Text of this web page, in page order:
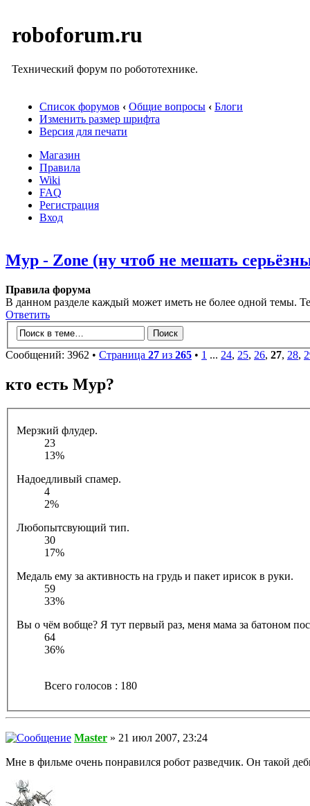
roboforum.ru
Технический форум по робототехнике.
Список форумов ‹ Общие вопросы ‹ Блоги
Изменить размер шрифта
Версия для печати
Магазин
Правила
Wiki
FAQ
Регистрация
Вход
Myp - Zone (ну чтоб не мешать
Правила форума
В данном разделе каждый может иметь не более одной темы.
Ответить
Сообщений: 3962 • Страница 27 из 265 • 1 ... 24, 25, 26, 27, 28,
кто есть Мур?
Мерзкий флудер.
23
13%
Надоедливый спамер.
4
2%
Любопытсвующий тип.
30
17%
Медаль ему за активность на грудь и пакет ирисок в руки.
59
33%
Вы о чём вобще? Я тут первый раз, меня мама за батоном
64
36%
Всего голосов : 180
Master » 21 июл 2007, 23:24
Мне в фильме очень понравился робот разведчик. Он такой